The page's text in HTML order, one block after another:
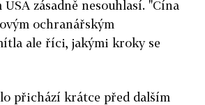
zásadně nesouhlasí. "Čína
ochranářským
ale říci, jakými kroky se
přichází krátce před dalším